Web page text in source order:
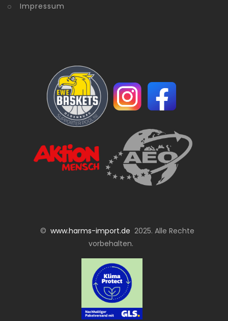
Impressum
© www.harms-import.de 2025. Alle Rechte
vorbehalten.